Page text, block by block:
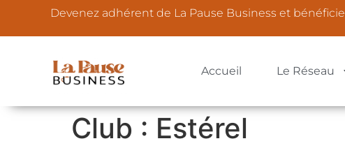
Devenez adhérent de La Pause Business et
Accueil Le Réseau
Club : Estérel